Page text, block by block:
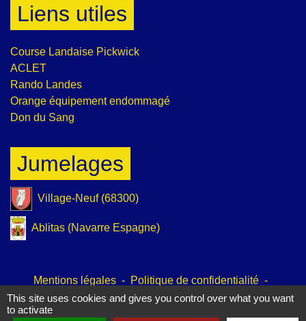
Liens utiles
Course Landaise Pickwick
ACLET
Rando Landes
Orange équipement endommagé
Don du Sang
Jumelages
Village-Neuf (68300)
Ablitas (Navarre Espagne)
Mentions légales - Politique de confidentialité -
Accessibilité - Plan du site - Gestion des cookies
This site uses cookies and gives you control over what you want
to activate